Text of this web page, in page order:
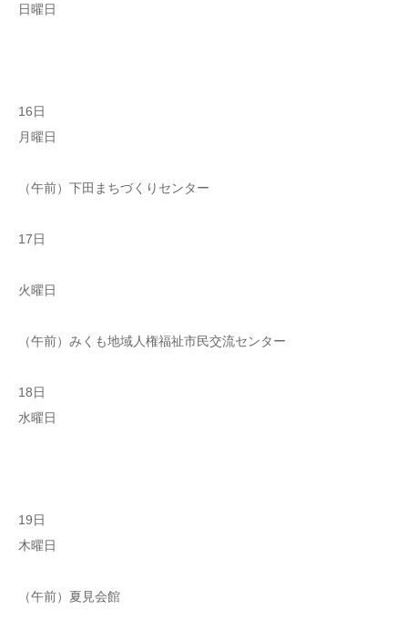
日曜日
16日
月曜日
（午前）下田まちづくりセンター
17日
火曜日
（午前）みくも地域人権福祉市民交流センター
18日
水曜日
19日
木曜日
（午前）夏見会館